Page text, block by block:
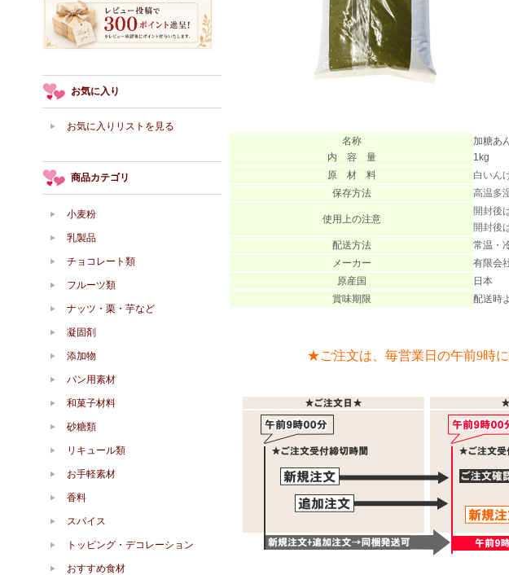
名称
加糖あ
内 容 量
1kg
原 材 料
白いん
保存方法
高温多
使用上の注意
開封後
開封後
配送方法
常温・
メーカー
有限会
原産国
日本
賞味期限
配送時
★ご注文は、毎営業日の午前9時
お気に入り
お気に入りリストを見る
商品カテゴリ
小麦粉
乳製品
チョコレート類
フルーツ類
ナッツ・栗・芋など
凝固剤
添加物
パン用素材
和菓子材料
砂糖類
リキュール類
お手軽素材
香料
スパイス
トッピング・デコレーション
おすすめ食材